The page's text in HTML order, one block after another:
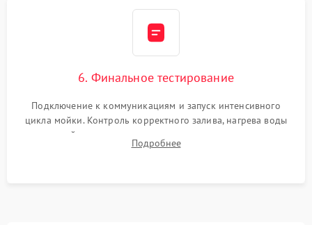
6. Финальное тестирование
Подключение к коммуникациям и запуск интенсивного
цикла мойки. Контроль корректного залива, нагрева воды
до нужной температуры, отсутствия посторонних шумов,
штатного слива и абсолютной сухости в поддоне.
Подробнее